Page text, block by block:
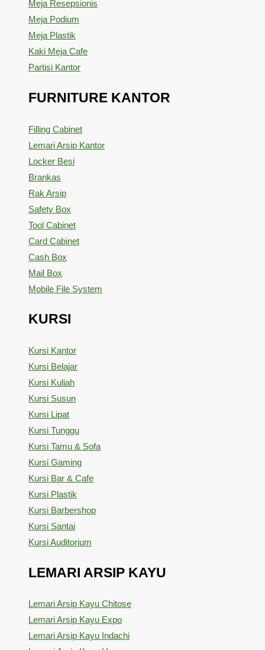
Meja Resepsionis
Meja Podium
Meja Plastik
Kaki Meja Cafe
Partisi Kantor
FURNITURE KANTOR
Filling Cabinet
Lemari Arsip Kantor
Locker Besi
Brankas
Rak Arsip
Safety Box
Tool Cabinet
Card Cabinet
Cash Box
Mail Box
Mobile File System
KURSI
Kursi Kantor
Kursi Belajar
Kursi Kuliah
Kursi Susun
Kursi Lipat
Kursi Tunggu
Kursi Tamu & Sofa
Kursi Gaming
Kursi Bar & Cafe
Kursi Plastik
Kursi Barbershop
Kursi Santai
Kursi Auditorium
LEMARI ARSIP KAYU
Lemari Arsip Kayu Chitose
Lemari Arsip Kayu Expo
Lemari Arsip Kayu Indachi